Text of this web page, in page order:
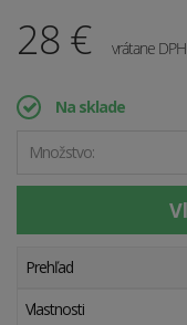
28 € vrátane DPH
Na sklade
Množstvo:
Prehľad
Vlastnosti